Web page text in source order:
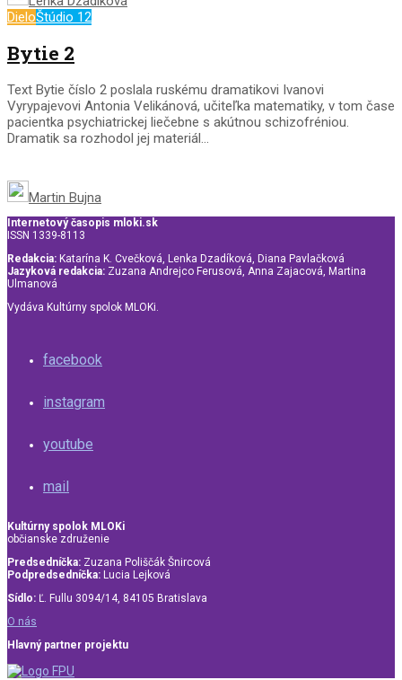
DieloŠtúdio 12
Bytie 2
Text Bytie číslo 2 poslala ruskému dramatikovi Ivanovi
Vyrypajevovi Antonia Velikánová, učiteľka matematiky, v tom čase
pacientka psychiatrickej liečebne s akútnou schizofréniou.
Dramatik sa rozhodol jej materiál...
Martin Bujna
Internetový časopis mloki.sk
ISSN 1339-8113
Redakcia: Katarína K. Cvečková, Lenka Dzadíková, Diana Pavlačková
Jazyková redakcia: Zuzana Andrejco Ferusová, Anna Zajacová, Martina
Ulmanová
Vydáva Kultúrny spolok MLOKi.
facebook
instagram
youtube
mail
Kultúrny spolok MLOKi
občianske združenie
Predsedníčka: Zuzana Poliščák Šnircová
Podpredsedníčka: Lucia Lejková
Sídlo: Ľ. Fullu 3094/14, 84105 Bratislava
O nás
Hlavný partner projektu